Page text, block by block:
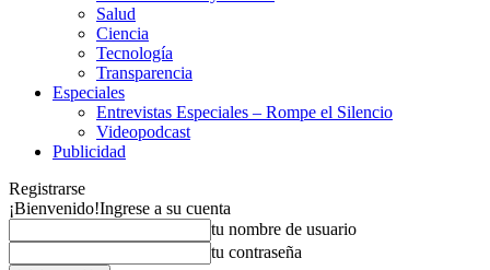
Salud
Ciencia
Tecnología
Transparencia
Especiales
Entrevistas Especiales – Rompe el Silencio
Videopodcast
Publicidad
Registrarse
¡Bienvenido!Ingrese a su cuenta
tu nombre de usuario
tu contraseña